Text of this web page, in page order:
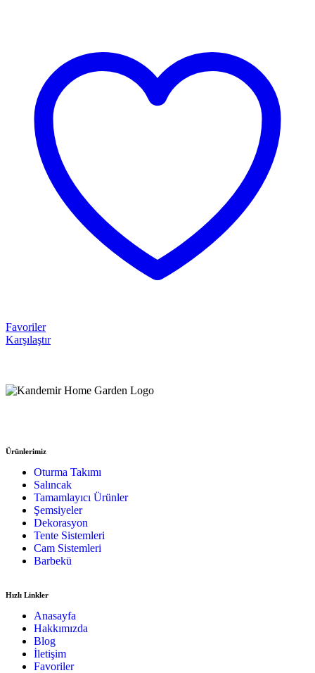
Favoriler
Karşılaştır
Ürünlerimiz
Oturma Takımı
Salıncak
Tamamlayıcı Ürünler
Şemsiyeler
Dekorasyon
Tente Sistemleri
Cam Sistemleri
Barbekü
Hızlı Linkler
Anasayfa
Hakkımızda
Blog
İletişim
Favoriler